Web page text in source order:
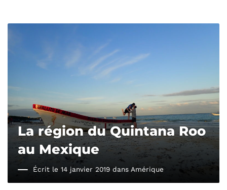
La région du Quintana Roo
au Mexique
Écrit le 14 janvier 2019 dans Amérique